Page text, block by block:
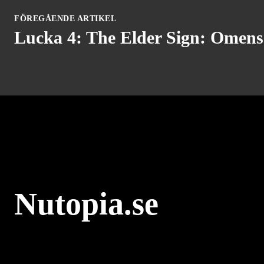
FÖREGÅENDE ARTIKEL
Lucka 4: The Elder Sign: Omens
Nutopia.se